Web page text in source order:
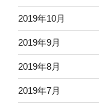
2019年10月
2019年9月
2019年8月
2019年7月